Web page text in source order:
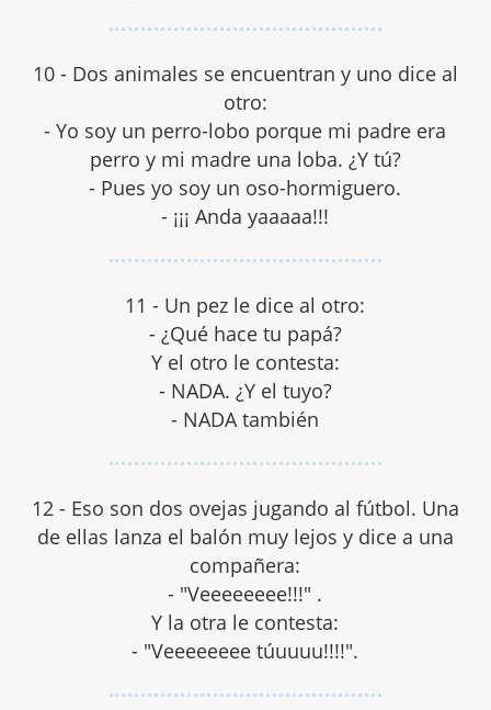
10 - Dos animales se encuentran y uno dice al
otro:
- Yo soy un perro-lobo porque mi padre era
perro y mi madre una loba. ¿Y tú?
- Pues yo soy un oso-hormiguero.
- ¡¡¡ Anda yaaaaa!!!
11 - Un pez le dice al otro:
- ¿Qué hace tu papá?
Y el otro le contesta:
- NADA. ¿Y el tuyo?
- NADA también
12 - Eso son dos ovejas jugando al fútbol. Una
de ellas lanza el balón muy lejos y dice a una
compañera:
- "Veeeeeeee!!!" .
Y la otra le contesta:
- "Veeeeeeee túuuuu!!!!".